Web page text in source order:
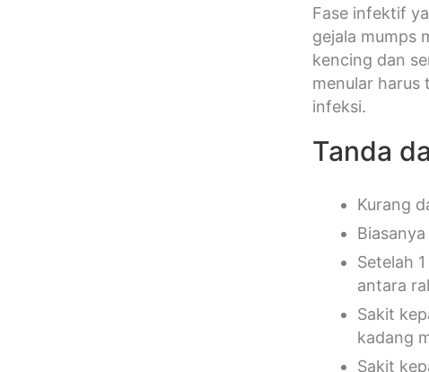
Fase infektif
gejala mumps
kencing dan
menular harus
infeksi.
Tanda
Kurang
Setelah
antara
Sakit
kadang
Sakit